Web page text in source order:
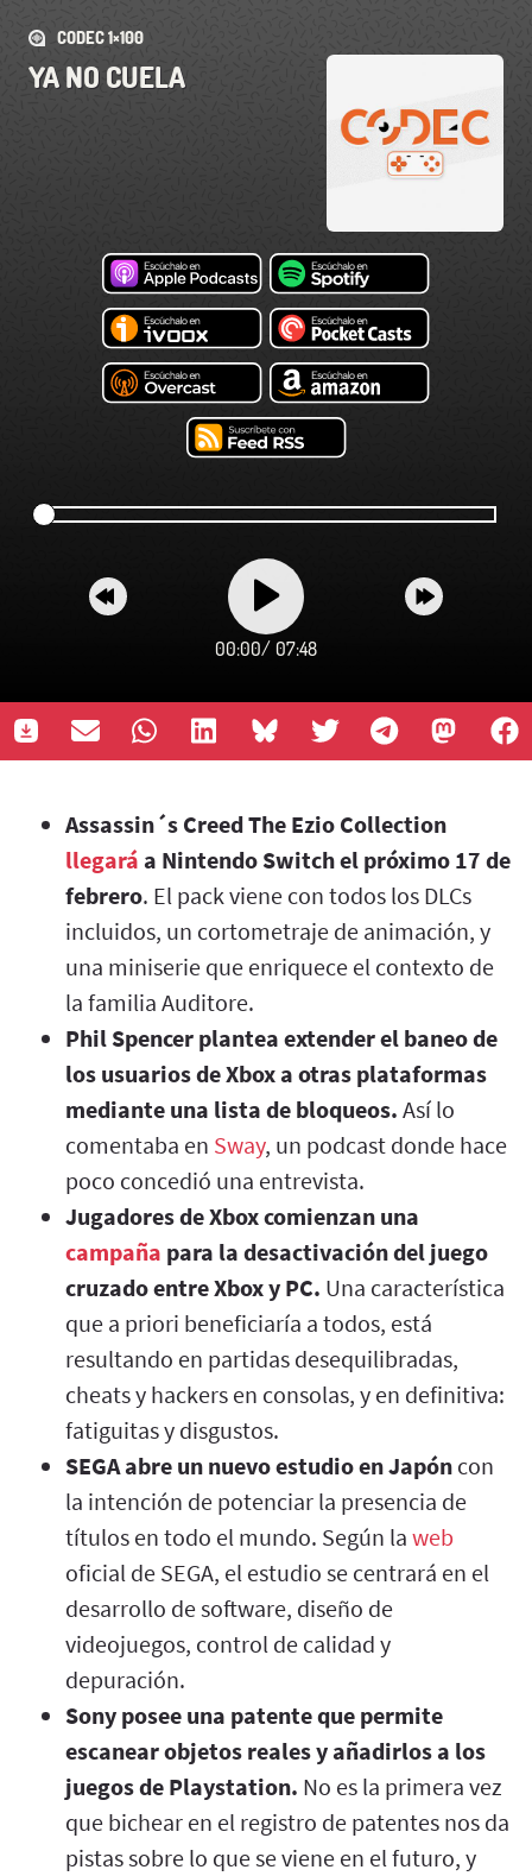
CODEC 1×100
YA NO CUELA
00:00/ 07:48
Assassin´s Creed The Ezio Collection
llegará a Nintendo Switch el próximo 17 de
febrero. El pack viene con todos los DLCs
incluidos, un cortometraje de animación, y
una miniserie que enriquece el contexto de
la familia Auditore.
Phil Spencer plantea extender el baneo de
los usuarios de Xbox a otras plataformas
mediante una lista de bloqueos. Así lo
comentaba en Sway, un podcast donde hace
poco concedió una entrevista.
Jugadores de Xbox comienzan una
campaña para la desactivación del juego
cruzado entre Xbox y PC. Una característica
que a priori beneficiaría a todos, está
resultando en partidas desequilibradas,
cheats y hackers en consolas, y en definitiva:
fatiguitas y disgustos.
SEGA abre un nuevo estudio en Japón con
la intención de potenciar la presencia de
títulos en todo el mundo. Según la web
oficial de SEGA, el estudio se centrará en el
desarrollo de software, diseño de
videojuegos, control de calidad y
depuración.
Sony posee una patente que permite
escanear objetos reales y añadirlos a los
juegos de Playstation. No es la primera vez
que bichear en el registro de patentes nos da
pistas sobre lo que se viene en el futuro, y